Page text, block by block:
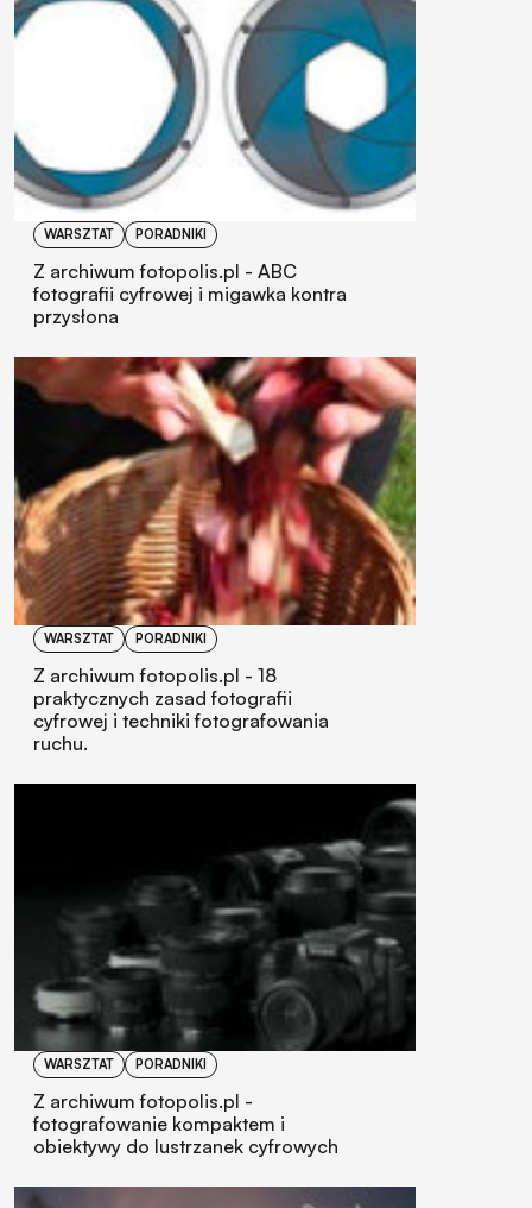
WARSZTAT PORADNIKI
Z archiwum fotopolis.pl - ABC
fotografii cyfrowej i migawka kontra
przysłona
WARSZTAT PORADNIKI
Z archiwum fotopolis.pl - 18
praktycznych zasad fotografii
cyfrowej i techniki fotografowania
ruchu.
WARSZTAT PORADNIKI
Z archiwum fotopolis.pl -
fotografowanie kompaktem i
obiektywy do lustrzanek cyfrowych